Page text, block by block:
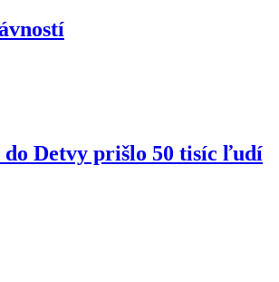
Detvy prišlo 50 tisíc ľudí